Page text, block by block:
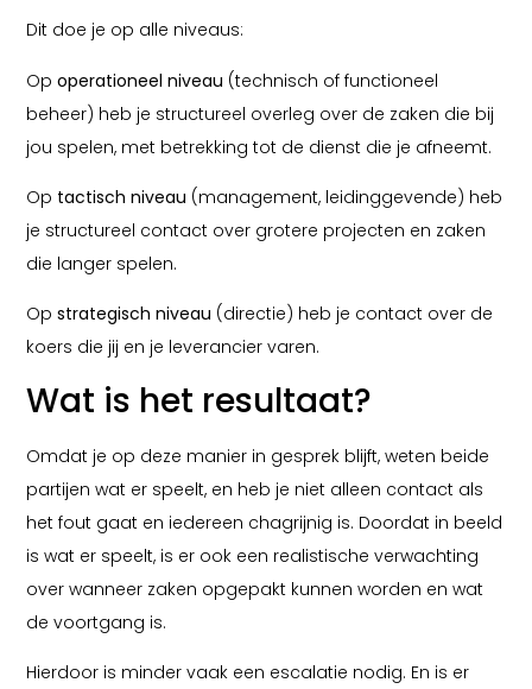
Dit doe je op alle niveaus:
Opoperationeel niveau (technisch of functioneel
beheer) heb je structureel overleg over de zaken die bij
jou spelen, met betrekking tot de dienst die je afneemt.
Op tactisch niveau (management, leidinggevende) heb
je structureel contact over grotere projecten en zaken
die langer spelen.
Opstrategisch niveau (directie) heb je contact over de
koers die jij en je leverancier varen.
Wat is het resultaat?
Omdat je op deze manier in gesprek blijft, weten beide
partijen wat er speelt, en heb je niet alleen contact als
het fout gaat en iedereen chagrijnig is. Doordat in beeld
is wat er speelt, is er ook een realistische verwachting
over wanneer zaken opgepakt kunnen worden en wat
de voortgang is.
Hierdoor is minder vaak een escalatie nodig. En is er